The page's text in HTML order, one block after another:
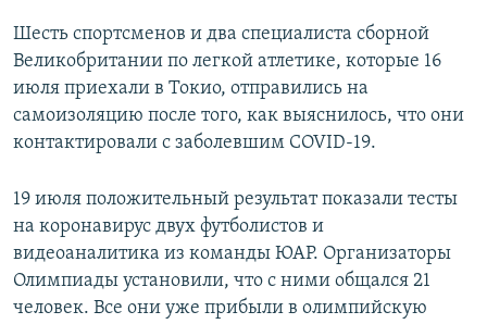
Шесть спортсменов и два специалиста сборной
Великобритании по легкой атлетике, которые 16
июля приехали в Токио, отправились на
самоизоляцию после того, как выяснилось, что они
контактировали с заболевшим COVID-19.
19 июля положительный результат показали тесты
на коронавирус двух футболистов и
видеоаналитика из команды ЮАР. Организаторы
Олимпиады установили, что с ними общался 21
человек. Все они уже прибыли в олимпийскую